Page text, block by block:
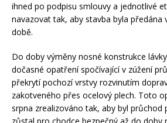
ihned po podpisu smlouvy a jednotlivé
navazovat tak, aby stavba byla předána
době.
Do doby výměny nosné konstrukce
dočasné opatření spočívající v zúžení
překrytí pochozí vrstvy rozvinutím
zakotveného přes ocelový plech. Toto
srpna zrealizováno tak, aby byl průchod